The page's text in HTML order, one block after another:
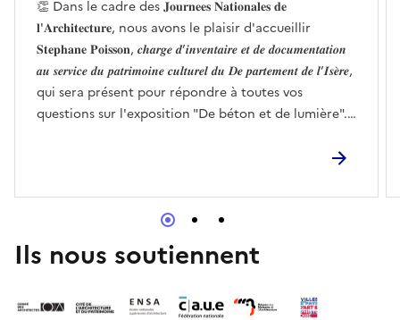
👏 Dans le cadre des 𝐉𝐨𝐮𝐫𝐧𝐞𝐞𝐬 𝐍𝐚𝐭𝐢𝐨𝐧𝐚𝐥𝐞𝐬 𝐝𝐞
𝐥'𝐀𝐫𝐜𝐡𝐢𝐭𝐞𝐜𝐭𝐮𝐫𝐞, nous avons le plaisir d'accueillir
𝐒𝐭𝐞𝐩𝐡𝐚𝐧𝐞 𝐏𝐨𝐢𝐬𝐬𝐨𝐧, 𝒄𝒉𝒂𝒓𝒈𝒆 𝒅’𝒊𝒏𝒗𝒆𝒏𝒕𝒂𝒊𝒓𝒆 𝒆𝒕 𝒅𝒆 𝒅𝒐𝒄𝒖𝒎𝒆𝒏𝒕𝒂𝒕𝒊𝒐𝒏
𝒂𝒖 𝒔𝒆𝒓𝒗𝒊𝒄𝒆 𝒅𝒖 𝒑𝒂𝒕𝒓𝒊𝒎𝒐𝒊𝒏𝒆 𝒄𝒖𝒍𝒕𝒖𝒓𝒆𝒍 𝒅𝒖 𝑫𝒆 𝒑𝒂𝒓𝒕𝒆𝒎𝒆𝒏𝒕 𝒅𝒆 𝒍’𝑰𝒔𝒆̀𝒓𝒆,
qui sera présent pour répondre à toutes vos
questions sur l'exposition "De béton et de lumière".
Ils nous soutiennent